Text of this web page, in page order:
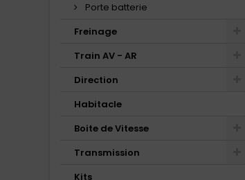
Porte batterie
Freinage
Train AV - AR
Direction
Habitacle
Boite de Vitesse
Transmission
Kits